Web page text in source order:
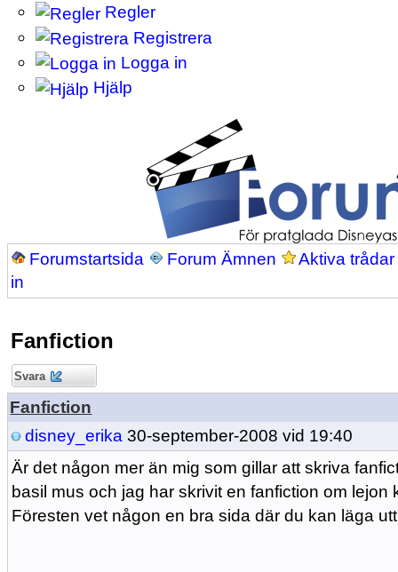
Regler
Registrera
Logga in
Hjälp
Forumstartsida Forum Ämnen
Aktiva trådar
in
Fanfiction
Svara
Fanfiction
disney_erika 30-september-2008 vid 19:40
Är det någon mer än mig som gillar att skriva
basil mus och jag har skrivit en fanfiction om lejon
Föresten vet någon en bra sida där du kan läga